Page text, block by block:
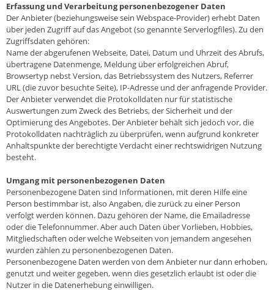
Erfassung und Verarbeitung personenbezogener Daten
Der Anbieter (beziehungsweise sein Webspace-Provider) erhebt Daten
über jeden Zugriff auf das Angebot (so genannte Serverlogfiles). Zu den
Zugriffsdaten gehören:
Name der abgerufenen Webseite, Datei, Datum und Uhrzeit des Abrufs,
übertragene Datenmenge, Meldung über erfolgreichen Abruf,
Browsertyp nebst Version, das Betriebssystem des Nutzers, Referrer
URL (die zuvor besuchte Seite), IP-Adresse und der anfragende Provider.
Der Anbieter verwendet die Protokolldaten nur für statistische
Auswertungen zum Zweck des Betriebs, der Sicherheit und der
Optimierung des Angebotes. Der Anbieter behält sich jedoch vor, die
Protokolldaten nachträglich zu überprüfen, wenn aufgrund konkreter
Anhaltspunkte der berechtigte Verdacht einer rechtswidrigen Nutzung
besteht.
Umgang mit personenbezogenen Daten
Personenbezogene Daten sind Informationen, mit deren Hilfe eine
Person bestimmbar ist, also Angaben, die zurück zu einer Person
verfolgt werden können. Dazu gehören der Name, die Emailadresse
oder die Telefonnummer. Aber auch Daten über Vorlieben, Hobbies,
Mitgliedschaften oder welche Webseiten von jemandem angesehen
wurden zählen zu personenbezogenen Daten.
Personenbezogene Daten werden von dem Anbieter nur dann erhoben,
genutzt und weiter gegeben, wenn dies gesetzlich erlaubt ist oder die
Nutzer in die Datenerhebung einwilligen.